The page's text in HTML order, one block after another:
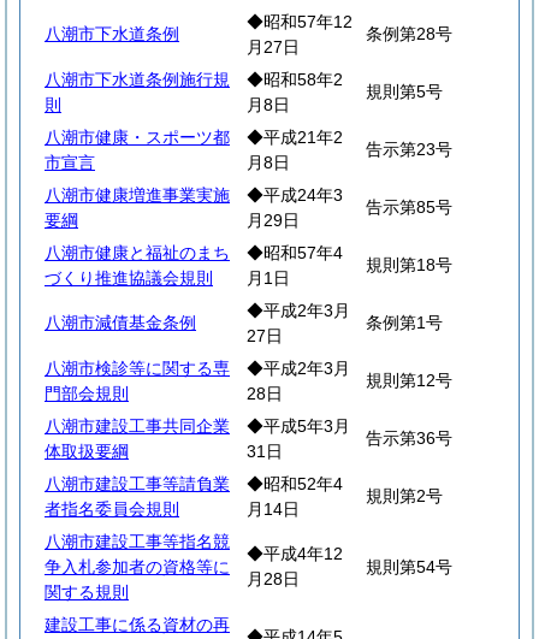
八潮市下水道条例
◆昭和57年12
月27日
条例第28号
八潮市下水道条例施行規
則
◆昭和58年2
月8日
規則第5号
八潮市健康・スポーツ都
市宣言
◆平成21年2
月8日
告示第23号
八潮市健康増進事業実施
要綱
◆平成24年3
月29日
告示第85号
八潮市健康と福祉のまち
づくり推進協議会規則
◆昭和57年4
月1日
規則第18号
八潮市減債基金条例
◆平成2年3月
27日
条例第1号
八潮市検診等に関する専
門部会規則
◆平成2年3月
28日
規則第12号
八潮市建設工事共同企業
体取扱要綱
◆平成5年3月
31日
告示第36号
八潮市建設工事等請負業
者指名委員会規則
◆昭和52年4
月14日
規則第2号
八潮市建設工事等指名競
争入札参加者の資格等に
関する規則
◆平成4年12
月28日
規則第54号
建設工事に係る資材の再